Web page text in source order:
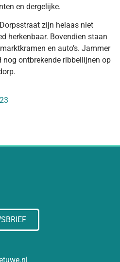
en dergelijke.
zijn helaas niet
herkenbaar. Bovendien staan
en auto’s. Jammer
nog ontbrekende ribbellijnen op